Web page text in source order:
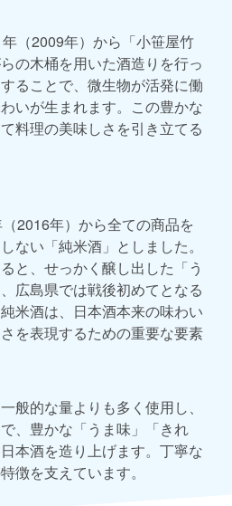
（2009年）から「小笹屋竹
の木桶を用いた酒造りを行っ
ることで、微生物が活発に働
いが生まれます。この豊かな
料理の美味しさを引き立てる
2016年）から全ての商品を
ない「純米酒」としました。
と、せっかく醸し出した「う
広島県では戦後初めてとなる
米酒は、日本酒本来の味わい
を表現するための重要な要素
般的な量よりも多く使用し、
、豊かな「うま味」「きれ
本酒を造り上げます。丁寧な
徴を支えています。